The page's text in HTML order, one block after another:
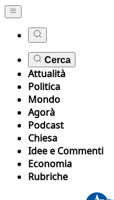
Cerca
Attualità
Politica
Mondo
Agorà
Podcast
Chiesa
Idee e Commenti
Economia
Rubriche